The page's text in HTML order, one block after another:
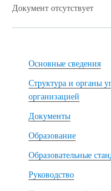
Документ отсутствует
Основные сведения
Структура и органы
организацией
Документы
Образование
Образовательные
Руководство